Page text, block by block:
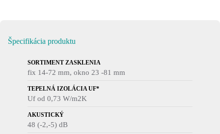
Špecifikácia produktu
SORTIMENT ZASKLENIA
fix 14-72 mm, okno 23 -81 mm
TEPELNÁ IZOLÁCIA UF*
Uf od 0,73 W/m2K
AKUSTICKÝ
48 (-2,-5) dB